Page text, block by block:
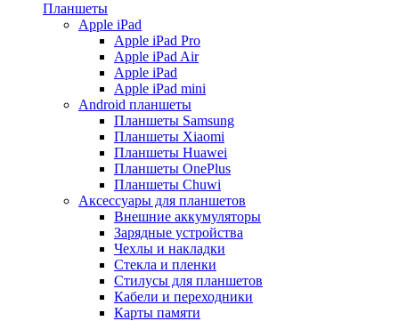
Планшеты
Apple iPad
Apple iPad Pro
Apple iPad Air
Apple iPad
Apple iPad mini
Android планшеты
Планшеты Samsung
Планшеты Xiaomi
Планшеты Huawei
Планшеты OnePlus
Планшеты Chuwi
Аксессуары для планшетов
Внешние аккумуляторы
Зарядные устройства
Чехлы и накладки
Стекла и пленки
Стилусы для планшетов
Кабели и переходники
Карты памяти